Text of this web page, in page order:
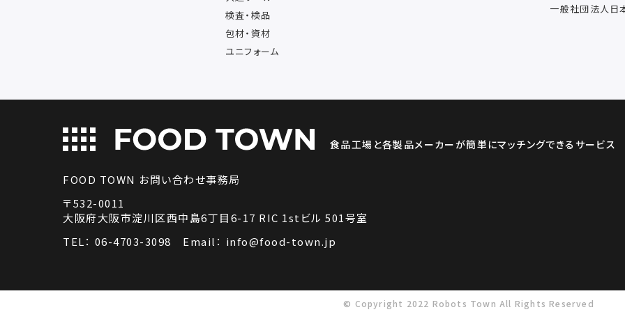
検査・検品
包材・資材
ユニフォーム
一般社団法人日
食品工場と各製品メーカーが簡単にマッチングできるサービス
FOOD TOWN お問い合わせ事務局
〒532-0011
大阪府大阪市淀川区西中島6丁目6-17 RIC 1stビル 501号室
TEL： 06-4703-3098 Email： info@food-town.jp
© Copyright 2022 Robots Town All Rights Reserved